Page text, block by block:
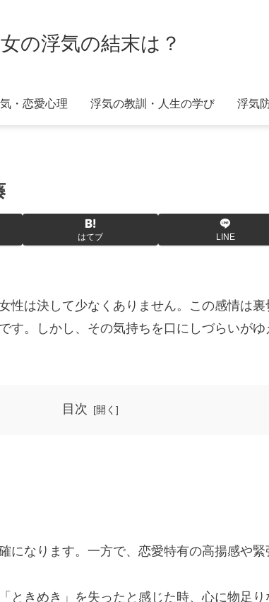
女の浮気の結末は？
・恋愛心理 浮気の教訓・人生の学び 浮気
はてブ LINE
性は決して少なくありません。この感情は
す。しかし、その気持ちを口にしづらいが
目次
なります。一方で、恋愛特有の高揚感や緊
ときめき」を失ったと感じた時、心に物足